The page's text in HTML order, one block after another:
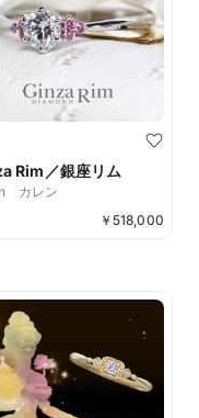
Rim／銀座リム
カレン
￥ 518,000